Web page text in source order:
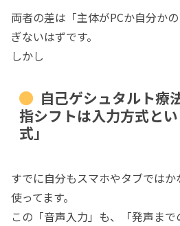
両者の差は「主体がPCか自分か
ぎないはずです。
しかし
自己ゲシュタルト療
指シフトは入力方式と
式」
すでに自分もスマホやタブでは
使ってます。
この「音声入力」も、「発声ま